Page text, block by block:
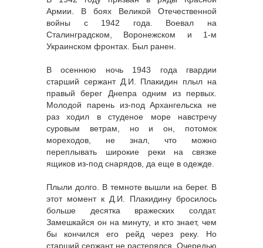
Армии. В боях Великой Отечественной
войны с 1942 года. Воевал на
Сталинградском, Воронежском и 1-м
Украинском фронтах. Был ранен.
В осеннюю ночь 1943 года гвардии
старший сержант Д.И. Плакидин плыл на
правый берег Днепра одним из первых.
Молодой парень из-под Архангельска не
раз ходил в студеное море навстречу
суровым ветрам, но и он, потомок
мореходов, не знал, что можно
переплывать широкие реки на связке
ящиков из-под снарядов, да еще в одежде.
Плыли долго. В темноте вышли на берег. В
этот момент к Д.И. Плакидину бросилось
больше десятка вражеских солдат.
Замешкайся он на минуту, и кто знает, чем
бы кончился его рейд через реку. Но
старший сержант не растерялся. Очередью